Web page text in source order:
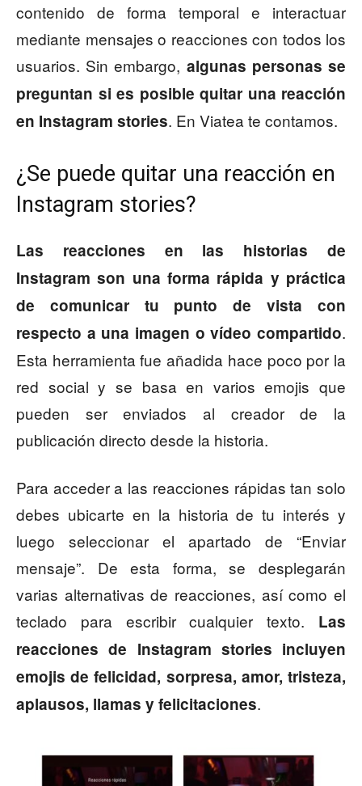
contenido de forma temporal e interactuar
mediante mensajes o reacciones con todos los
usuarios. Sin embargo, algunas personas se
preguntan si es posible quitar una reacción
en Instagram stories. En Viatea te contamos.
¿Se puede quitar una reacción en
Instagram stories?
Las reacciones en las historias de
Instagram son una forma rápida y práctica
de comunicar tu punto de vista con
respecto a una imagen o vídeo compartido.
Esta herramienta fue añadida hace poco por la
red social y se basa en varios emojis que
pueden ser enviados al creador de la
publicación directo desde la historia.
Para acceder a las reacciones rápidas tan solo
debes ubicarte en la historia de tu interés y
luego seleccionar el apartado de “Enviar
mensaje”. De esta forma, se desplegarán
varias alternativas de reacciones, así como el
teclado para escribir cualquier texto. Las
reacciones de Instagram stories incluyen
emojis de felicidad, sorpresa, amor, tristeza,
aplausos, llamas y felicitaciones.